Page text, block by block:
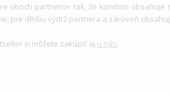
oboch partnerov tak, že kondóm
pre dlhšiu výdrž partnera a zároveň
si môžete zakúpiť aj u nás.